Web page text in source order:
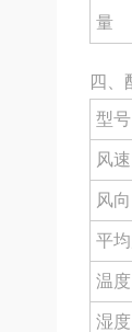
量
四、
型
风速
风向
平
温度
湿度